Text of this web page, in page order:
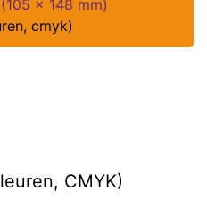
x 148 mm)
cmyk)
CMYK)